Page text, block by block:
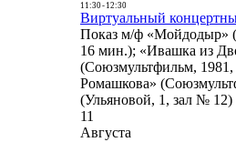
11:30- 12:30
Виртуальный
Показ м/ф «Мойдодыр»
16 мин.); «Ивашка из
(Союзмультфильм,
Ромашкова»
(Ульяновой, 1, зал № 12)
11
Августа